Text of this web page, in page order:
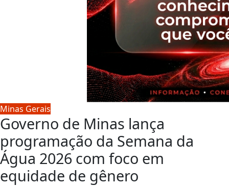
Minas Gerais
Governo de Minas lança
programação da Semana da
Água 2026 com foco em
equidade de gênero